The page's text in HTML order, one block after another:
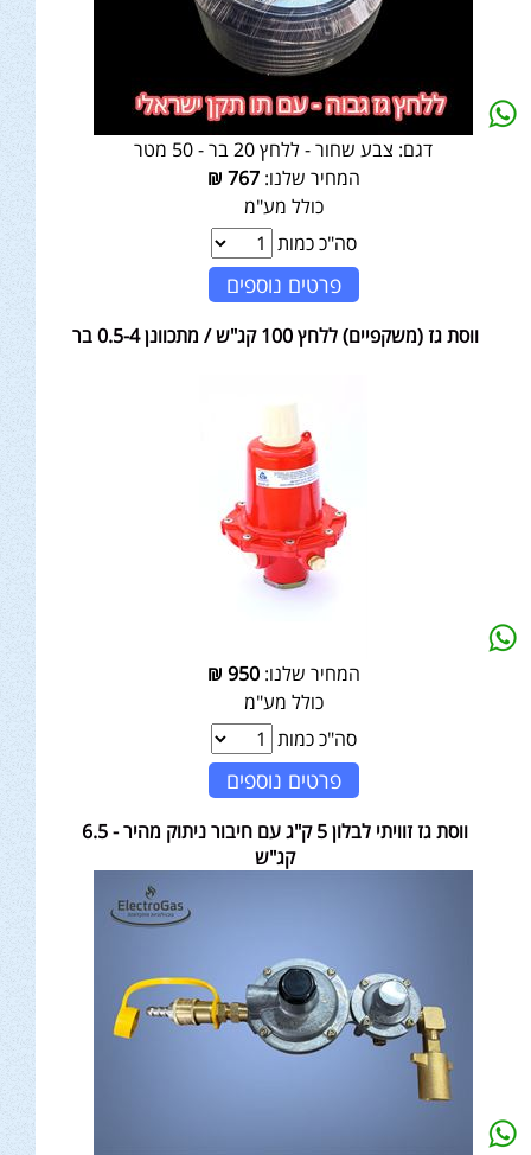
דגם: צבע שחור - ללחץ 20 בר - 50 מטר
המחיר שלנו:767
₪
כולל מע"מ
סה"כ כמות
פרטים נוספים
ווסת גז (משקפיים) ללחץ 100 קג"ש / מתכוונן 0.5-4 בר
המחיר שלנו:950
₪
כולל מע"מ
סה"כ כמות
פרטים נוספים
ווסת גז זוויתי לבלון 5 ק"ג עם חיבור ניתוק מהיר - 6.5
קג"ש